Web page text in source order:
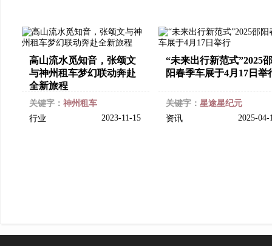
高山流水觅知音，张颂文
与神州租车梦幻联动奔赴
全新旅程
关键字： 神州租车
行业
2023-11-15
“未来出行新范式”2025邵
阳春季车展于4月17日举
关键字： 星途星纪元
资讯
2025-